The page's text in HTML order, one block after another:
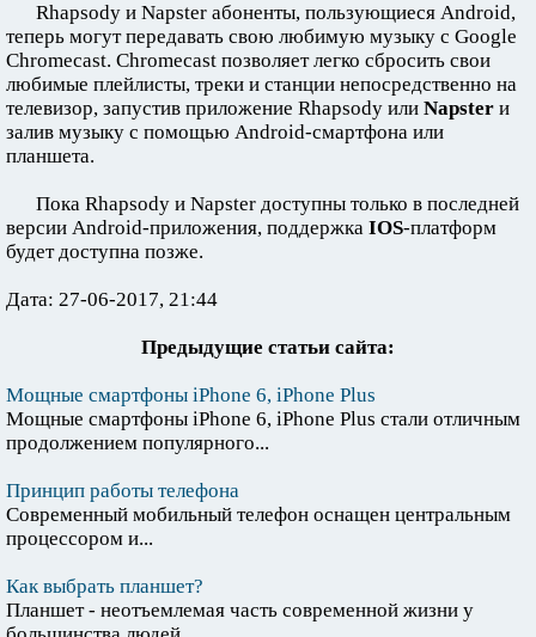
Rhapsody и Napster абоненты, пользующиеся Android,
теперь могут передавать свою любимую музыку с Google
Chromecast. Chromecast позволяет легко сбросить свои
любимые плейлисты, треки и станции непосредственно на
телевизор, запустив приложение ​​Rhapsody или Napster и
залив музыку с помощью Android-смартфона или
планшета.
Пока Rhapsody и Napster доступны только в последней
версии Android-приложения, поддержка IOS-платформ
будет доступна позже.
Дата: 27-06-2017, 21:44
Предыдущие статьи сайта:
Мощные смартфоны iPhone 6, iPhone Plus
Мощные смартфоны iPhone 6, iPhone Plus стали отличным
продолжением популярного...
Принцип работы телефона
Современный мобильный телефон оснащен центральным
процессором и...
Как выбрать планшет?
Планшет - неотъемлемая часть современной жизни у